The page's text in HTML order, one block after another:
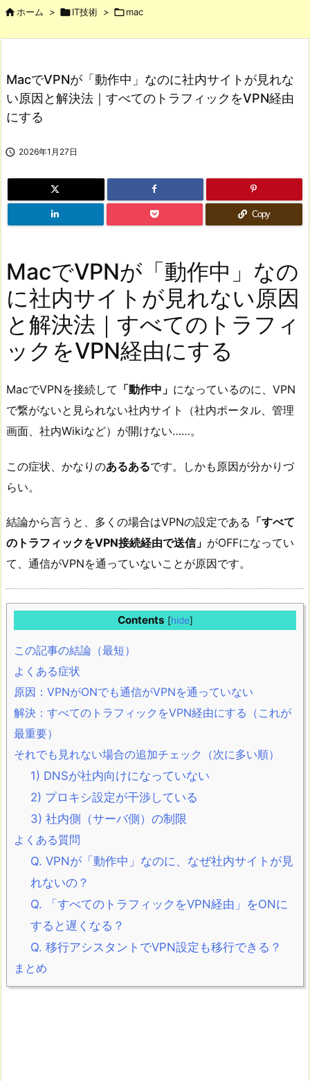
ホーム > IT技術 > mac
MacでVPNが「動作中」なのに社内サイトが見れな
い原因と解決法｜すべてのトラフィックをVPN経由
にする
 2026年1月27日
Copy
MacでVPNが「動作中」なの
に社内サイトが見れない原因
と解決法｜すべてのトラフィ
ックをVPN経由にする
MacでVPNを接続して 「動作中」 になっているのに、VPN
で繋がないと見られない社内サイト（社内ポータル、管理
画面、社内Wikiなど）が開けない……。
この症状、かなりのあるあるです。しかも原因が分かりづ
らい。
結論から言うと、多くの場合はVPNの設定である 「すべて
のトラフィックをVPN接続経由で送信」 がOFFになってい
て、通信がVPNを通っていないことが原因です。
Contents [hide]
この記事の結論（最短）
よくある症状
原因：VPNがONでも通信がVPNを通っていない
解決：すべてのトラフィックをVPN経由にする（これが
最重要）
それでも見れない場合の追加チェック（次に多い順）
1) DNSが社内向けになっていない
2) プロキシ設定が干渉している
3) 社内側（サーバ側）の制限
よくある質問
Q. VPNが「動作中」なのに、なぜ社内サイトが見
れないの？
Q. 「すべてのトラフィックをVPN経由」をONに
すると遅くなる？
Q. 移行アシスタントでVPN設定も移行できる？
まとめ